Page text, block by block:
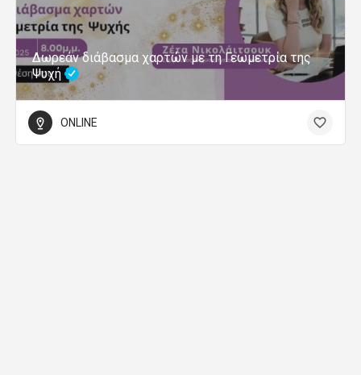
Δωρεάν διάβασμα χαρτών με τη Γεωμετρία της
Ψυχή
ONLINE